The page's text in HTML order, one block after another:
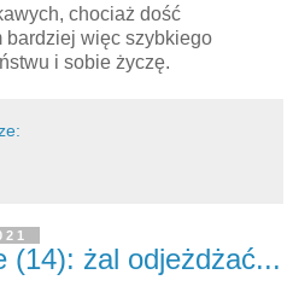
chociaż dość
bardziej więc szybkiego
i sobie życzę.
(14): żal odjeżdżać...